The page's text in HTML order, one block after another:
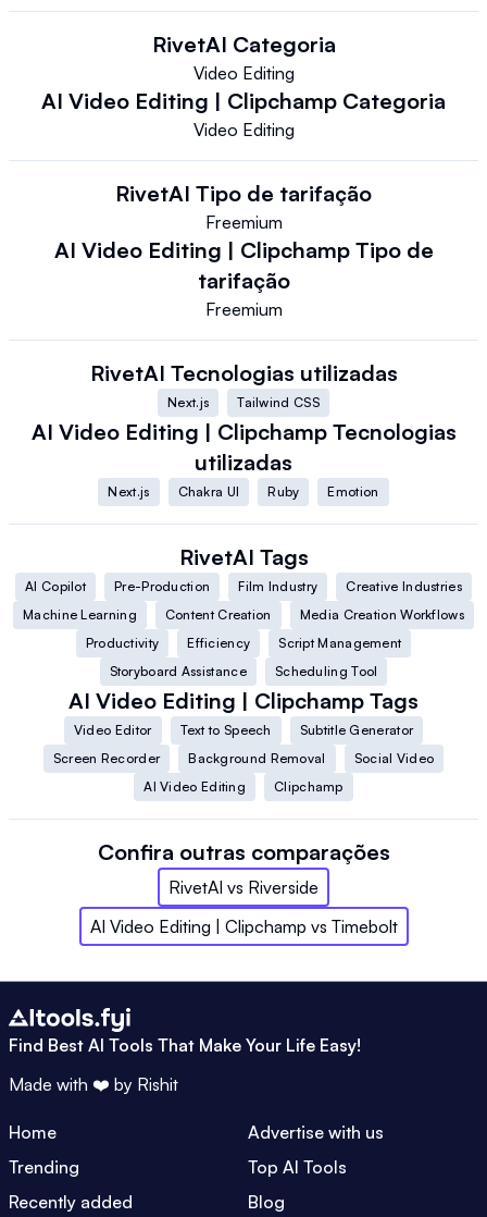
RivetAI Categoria
Video Editing
AI Video Editing | Clipchamp Categoria
Video Editing
RivetAI Tipo de tarifação
Freemium
AI Video Editing | Clipchamp Tipo de
tarifação
Freemium
RivetAI Tecnologias utilizadas
Next.js Tailwind CSS
AI Video Editing | Clipchamp Tecnologias
utilizadas
Next.js Chakra UI Ruby Emotion
RivetAI Tags
AI Copilot Pre-Production Film Industry
Creative Industries
Machine Learning
Content Creation
Media Creation Workflows
Productivity
Efficiency
Script Management
Storyboard Assistance
Scheduling Tool
AI Video Editing | Clipchamp Tags
Video Editor Text to Speech
Subtitle Generator
Screen Recorder
Background Removal
Social Video
AI Video Editing
Clipchamp
Confira outras comparações
RivetAI vs Riverside
AI Video Editing | Clipchamp vs Timebolt
Find Best AI Tools That Make Your Life Easy!
Made with ❤️ by Rishit
Home
Advertise with us
Trending
Top AI Tools
Recently added
Blog